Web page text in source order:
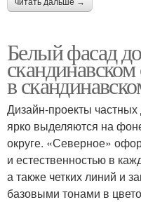
Белый фасад
в
Дизайн-проекты
ярко выделяются на
округе. «Северное»
и естественностью в
а также четких линий и
базовыми тонами в